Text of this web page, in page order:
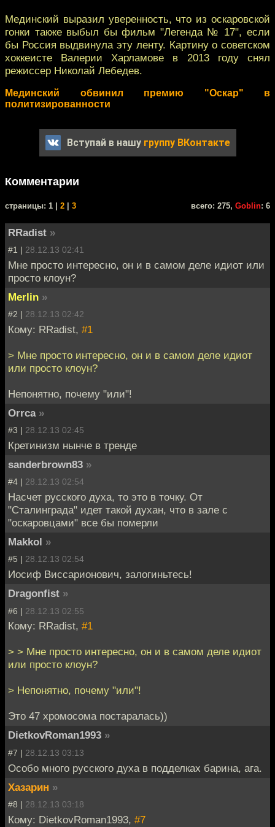
Мединский выразил уверенность, что из оскаровской
гонки также выбыл бы фильм "Легенда № 17", если
бы Россия выдвинула эту ленту. Картину о советском
хоккеисте Валерии Харламове в 2013 году снял
режиссер Николай Лебедев.
Мединский обвинил премию "Оскар" в
политизированности
Вступай в нашу группу ВКонтакте
Комментарии
cтраницы: 1 | 2 3 всего: 275, Goblin: 6
RRadist »
#1 | 28.12.13 02:41
Мне просто интересно, он и в самом деле идиот или
просто клоун?
Merlin »
#2 | 28.12.13 02:42
Кому: RRadist, #1
> Мне просто интересно, он и в самом деле идиот
или просто клоун?
Непонятно, почему "или"!
Orrca »
#3 | 28.12.13 02:45
Кретинизм нынче в тренде
sanderbrown83 »
#4 | 28.12.13 02:54
Насчет русского духа, то это в точку. От
"Сталинграда" идет такой духан, что в зале с
"оскаровцами" все бы померли
Makkol »
#5 | 28.12.13 02:54
Иосиф Виссарионович, залогиньтесь!
Dragonfist »
#6 | 28.12.13 02:55
Кому: RRadist, #1
> > Мне просто интересно, он и в самом деле идиот
или просто клоун?
> Непонятно, почему "или"!
Это 47 хромосома постаралась))
DietkovRoman1993 »
#7 | 28.12.13 03:13
Особо много русского духа в подделках барина, ага.
Хазарин »
#8 | 28.12.13 03:18
Кому: DietkovRoman1993, #7